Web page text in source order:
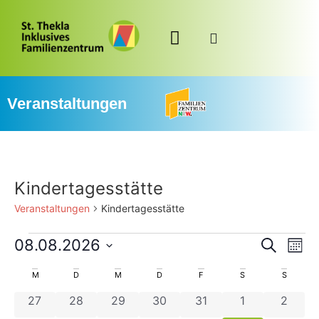
Veranstaltungen
Kindertagesstätte
Veranstaltungen Kindertagesstätte
und
Suche
08.08.2026
wählen.
Kalender
von
M D M D F S S
0 Veranstaltungen
27 0 Veranstaltungen
28 0 Veranstaltungen
29 0 Veranstaltungen
30 0 Veranstaltungen
31 0
1 0
2